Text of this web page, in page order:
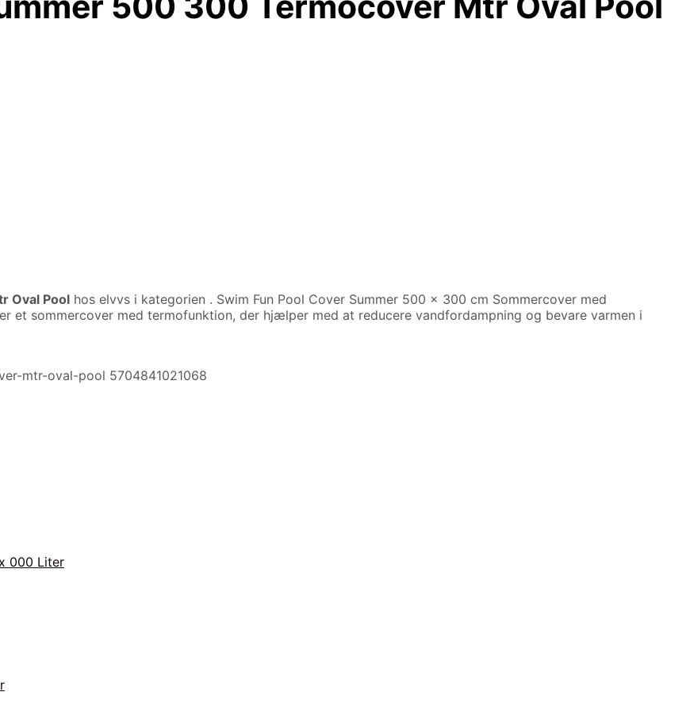
Oval Pool hos elvvs i kategorien . Swim Fun Pool Cover Summer 500 x 300 cm Sommercover med
et sommercover med termofunktion, der hjælper med at reducere vandfordampning og bevare varmen i
mtr-oval-pool 5704841021068